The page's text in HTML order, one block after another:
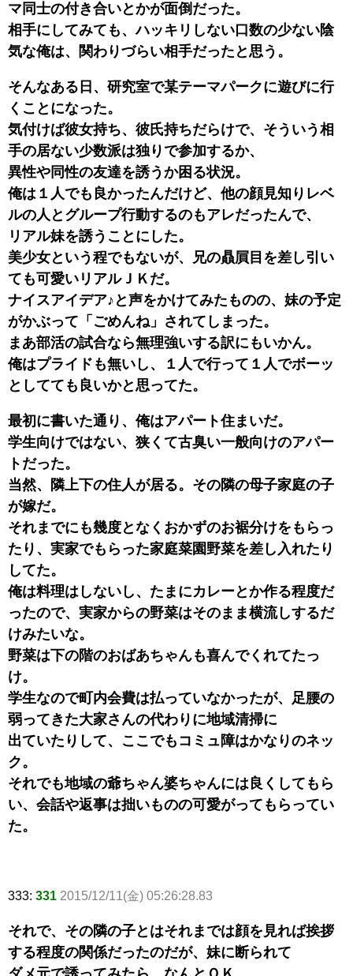
マ同士の付き合いとかが面倒だった。
相手にしてみても、ハッキリしない口数の少ない陰
気な俺は、関わりづらい相手だったと思う。
そんなある日、研究室で某テーマパークに遊びに行
くことになった。
気付けば彼女持ち、彼氏持ちだらけで、そういう相
手の居ない少数派は独りで参加するか、
異性や同性の友達を誘うか困る状況。
俺は１人でも良かったんだけど、他の顔見知りレベ
ルの人とグループ行動するのもアレだったんで、
リアル妹を誘うことにした。
美少女という程でもないが、兄の贔屓目を差し引い
ても可愛いリアルＪＫだ。
ナイスアイデア♪と声をかけてみたものの、妹の予定
がかぶって「ごめんね」されてしまった。
まあ部活の試合なら無理強いする訳にもいかん。
俺はプライドも無いし、１人で行って１人でボーッ
としてても良いかと思ってた。
最初に書いた通り、俺はアパート住まいだ。
学生向けではない、狭くて古臭い一般向けのアパー
トだった。
当然、隣上下の住人が居る。その隣の母子家庭の子
が嫁だ。
それまでにも幾度となくおかずのお裾分けをもらっ
たり、実家でもらった家庭菜園野菜を差し入れたり
してた。
俺は料理はしないし、たまにカレーとか作る程度だ
ったので、実家からの野菜はそのまま横流しするだ
けみたいな。
野菜は下の階のおばあちゃんも喜んでくれてたっ
け。
学生なので町内会費は払っていなかったが、足腰の
弱ってきた大家さんの代わりに地域清掃に
出ていたりして、ここでもコミュ障はかなりのネッ
ク。
それでも地域の爺ちゃん婆ちゃんには良くしてもら
い、会話や返事は拙いものの可愛がってもらってい
た。
333: 331 2015/12/11(金) 05:26:28.83
それで、その隣の子とはそれまでは顔を見れば挨拶
する程度の関係だったのだが、妹に断られて